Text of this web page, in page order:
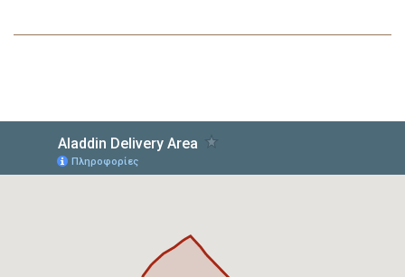
στη
Επιθυμιών